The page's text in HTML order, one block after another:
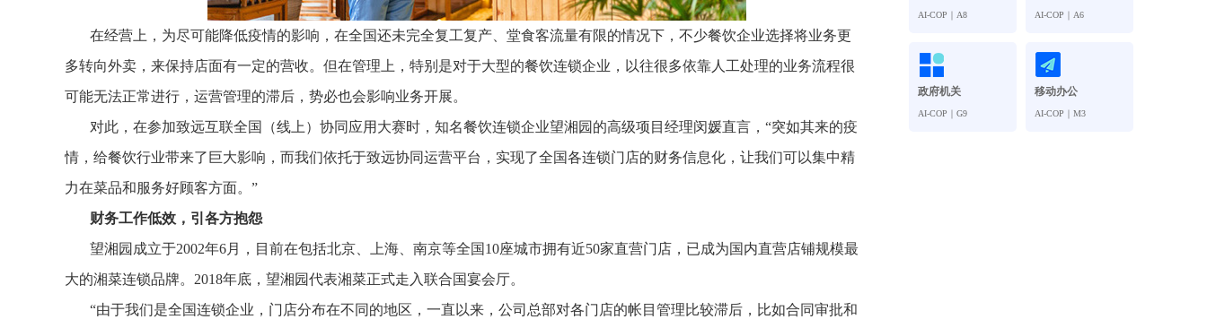
AI-COP｜A8 AI-COP｜A6
政府机关
AI-COP｜G9
移动办公
AI-COP｜M3
在经营上，为尽可能降低疫情的影响，在全国还未完全复工复产、堂食客流量有限的情况下，不少餐饮企业选择将业务更
多转向外卖，来保持店面有一定的营收。但在管理上，特别是对于大型的餐饮连锁企业，以往很多依靠人工处理的业务流程很
可能无法正常进行，运营管理的滞后，势必也会影响业务开展。
对此，在参加致远互联全国（线上）协同应用大赛时，知名餐饮连锁企业望湘园的高级项目经理闵媛直言，“突如其来的疫
情，给餐饮行业带来了巨大影响，而我们依托于致远协同运营平台，实现了全国各连锁门店的财务信息化，让我们可以集中精
力在菜品和服务好顾客方面。”
财务工作低效，引各方抱怨
望湘园成立于2002年6月，目前在包括北京、上海、南京等全国10座城市拥有近50家直营门店，已成为国内直营店铺规模最
大的湘菜连锁品牌。2018年底，望湘园代表湘菜正式走入联合国宴会厅。
“由于我们是全国连锁企业，门店分布在不同的地区，一直以来，公司总部对各门店的帐目管理比较滞后，比如合同审批和